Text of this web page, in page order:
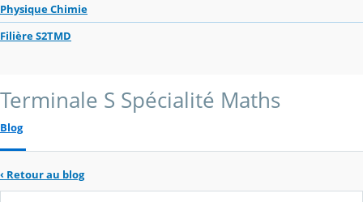
Physique Chimie
Filière S2TMD
Terminale S Spécialité Maths
Blog
‹ Retour au blog